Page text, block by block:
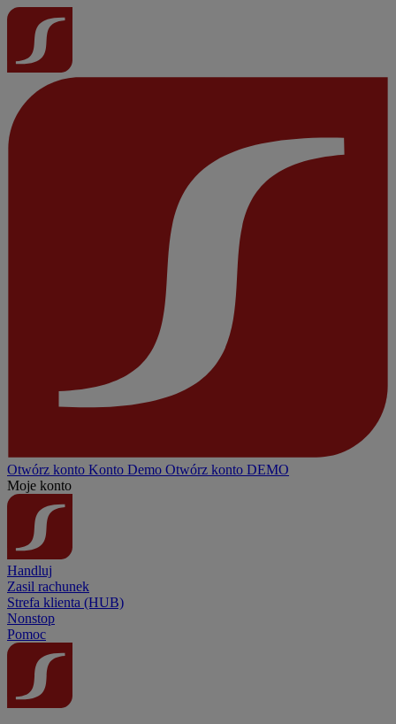
Otwórz konto Konto Demo Otwórz konto DEMO
Moje konto
Handluj
Zasil rachunek
Strefa klienta (HUB)
Nonstop
Pomoc